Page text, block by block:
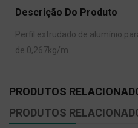
Descrição Do Produto
Perfil extrudado de alumínio
de 0,267kg/m.
PRODUTOS
PRODUTOS